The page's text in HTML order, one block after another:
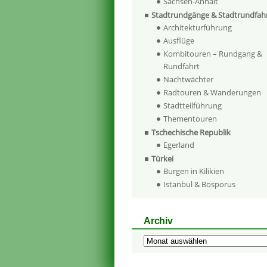
Stadtrundgänge &
Architekturführung
Ausflüge
Kombitouren – Rundgang &
Rundfahrt
Nachtwächter
Radtouren & Wanderungen
Stadtteilführung
Thementouren
Tschechische Republik
Egerland
Türkei
Burgen in Kilikien
Istanbul & Bosporus
Archiv
Archiv